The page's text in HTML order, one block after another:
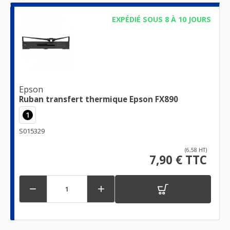
EXPÉDIÉ SOUS 8 À 10 JOURS
Epson
Ruban transfert thermique Epson FX890
1
S015329
(6,58 HT)
7,90 € TTC
 